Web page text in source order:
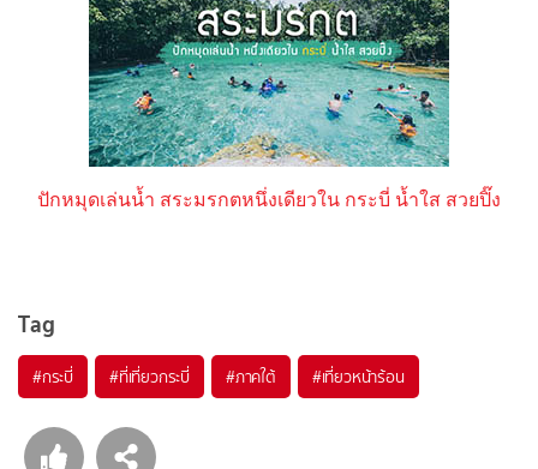
ปักหมุดเล่นน้ำ สระมรกตหนึ่งเดียวใน กระบี่ น้ำใส สวยปิ๊ง
Tag
#กระบี่ #ที่เที่ยวกระบี่ #ภาคใต้ #เที่ยวหน้าร้อน